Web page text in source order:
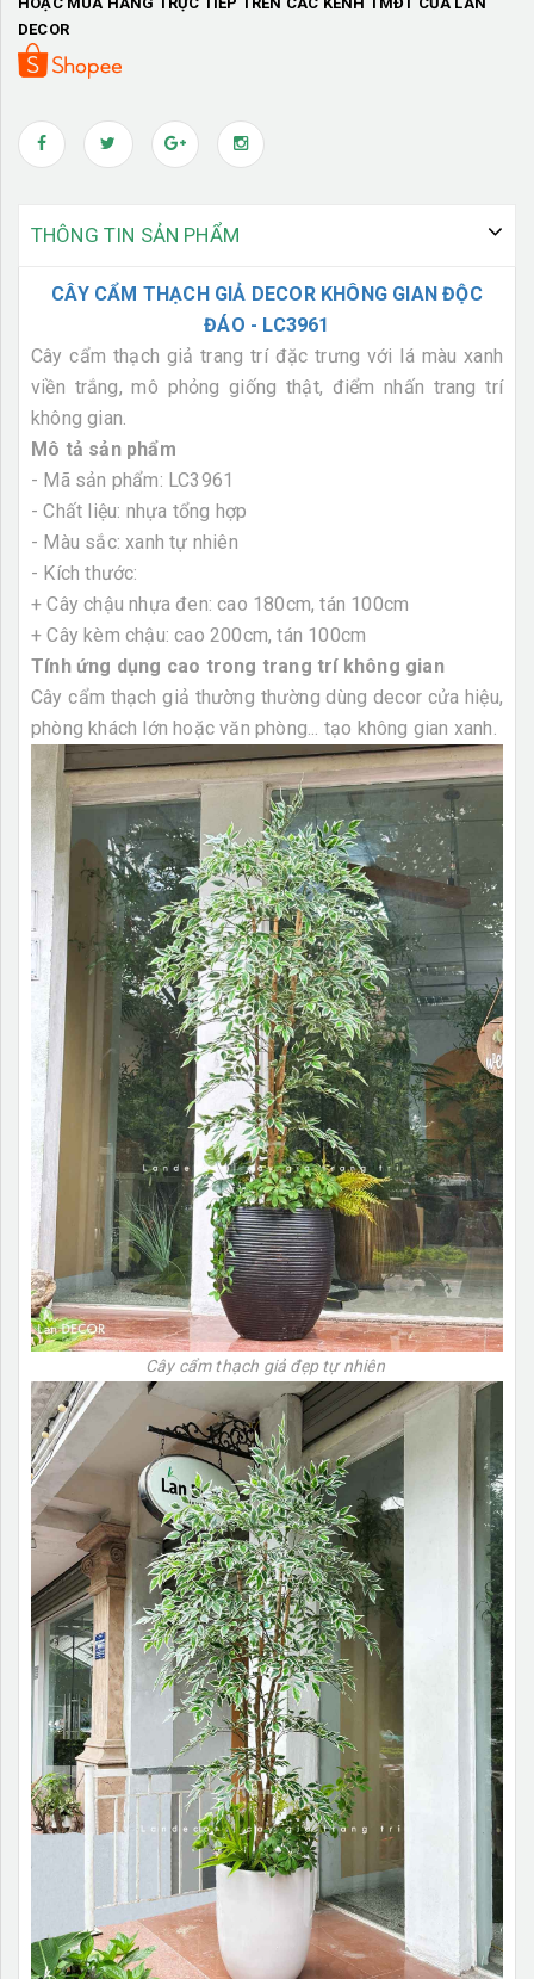
DECOR
THÔNG TIN SẢN PHẨM
CÂY CẨM THẠCH GIẢ DECOR KHÔNG GIAN ĐỘC
ĐÁO - LC3961
Cây cẩm thạch giả trang trí đặc trưng với lá màu xanh
viền trắng, mô phỏng giống thật, điểm nhấn trang trí
không gian.
Mô tả sản phẩm
- Mã sản phẩm: LC3961
- Chất liệu: nhựa tổng hợp
- Màu sắc: xanh tự nhiên
- Kích thước:
+ Cây chậu nhựa đen: cao 180cm, tán 100cm
+ Cây kèm chậu: cao 200cm, tán 100cm
Tính ứng dụng cao trong trang trí không gian
Cây cẩm thạch giả thường thường dùng decor cửa hiệu,
phòng khách lớn hoặc văn phòng... tạo không gian xanh.
Cây cẩm thạch giả đẹp tự nhiên